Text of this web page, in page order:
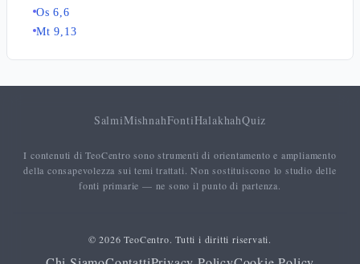
Os 6,6
Mt 9,13
SalmiMishnahFontiHalakhahQuiz
I contenuti di TeoCentro sono strumenti di orientamento e ampliamento
della consapevolezza sui temi trattati. Non sostituiscono lo studio delle
fonti primarie — ne sono il punto di partenza.
© 2026 TeoCentro. Tutti i diritti riservati.